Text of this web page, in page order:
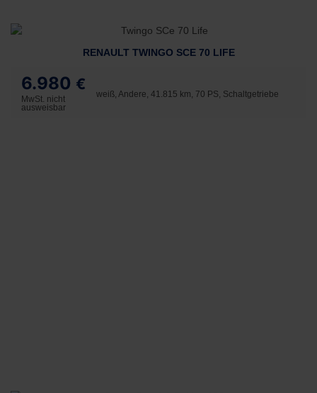
RENAULT TWINGO SCE 70 LIFE
6.980 €
MwSt. nicht
ausweisbar
weiß, Andere, 41.815 km, 70 PS, Schaltgetriebe